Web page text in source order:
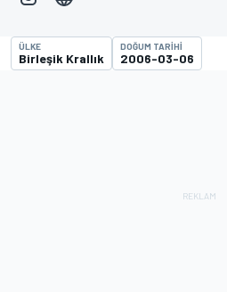
ÜLKE
Birleşik Krallık
DOĞUM TARIHI
2006-03-06